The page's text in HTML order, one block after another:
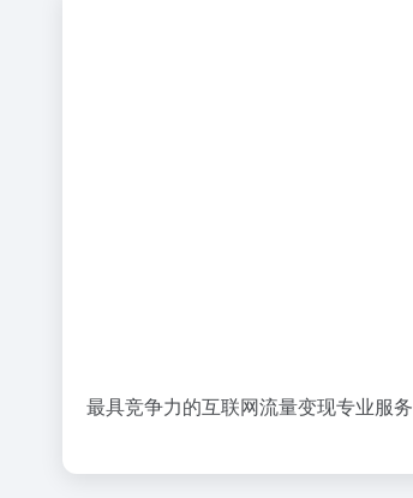
最具竞争力的互联网流量变现专业服务